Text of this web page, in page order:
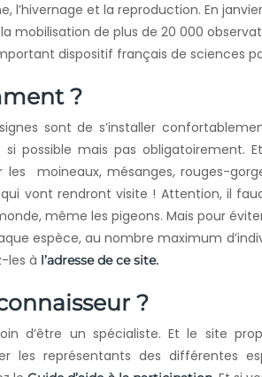
l’hivernage et la reproduction. En
mobilisation de plus de 20 000
dispositif français de sciences
?
sont de s’installer
si possible mais pas obligatoirement.
les moineaux, mésanges, rouges-
vont rendront visite ! Attention, il
même les pigeons. Mais pour
espèce, au nombre maximum
les à l’adresse de ce site.
?
d’être un spécialiste. Et le site
les représentants des différentes